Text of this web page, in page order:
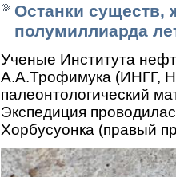
Останки существ,
полумиллиарда
Ученые Института
А.А.Трофимука (ИНГГ,
палеонтологический
Экспедиция
Хорбусуонка (правый